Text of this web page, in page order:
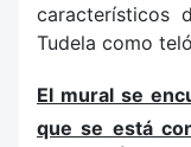
característicos
Tudela como
El mural se
que se está